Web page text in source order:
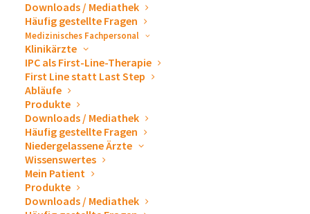
Downloads / Mediathek
Häufig gestellte Fragen
Medizinisches Fachpersonal
Klinikärzte
IPC als First-Line-Therapie
First Line statt Last Step
Abläufe
Produkte
Downloads / Mediathek
Häufig gestellte Fragen
Niedergelassene Ärzte
Wissenswertes
Mein Patient
Produkte
Downloads / Mediathek
Tel: +49 (0)7471 73972-0
Fax:+49 (0)7471 73972-13
info@ewimed.com
ewimed austria GmbH
ewimed Switzerland AG
ewimed Sweden AB